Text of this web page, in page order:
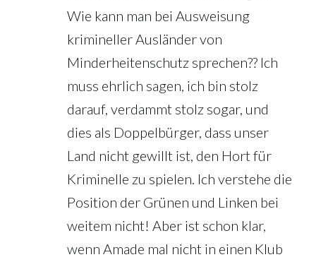
Wie kann man bei Ausweisung
krimineller Ausländer von
Minderheitenschutz sprechen?? Ich
muss ehrlich sagen, ich bin stolz
darauf, verdammt stolz sogar, und
dies als Doppelbürger, dass unser
Land nicht gewillt ist, den Hort für
Kriminelle zu spielen. Ich verstehe die
Position der Grünen und Linken bei
weitem nicht! Aber ist schon klar,
wenn Amade mal nicht in einen Klub